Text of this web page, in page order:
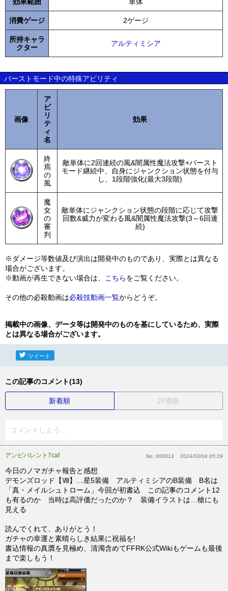
消費ゲージ 2ゲージ
所持キャラ
クター
アルティミシア
バーストモード中の特殊アビリティ
画像
ア
ビ
リ
テ
ィ
名
効果
終
焉
の
風
敵単体に2回連続の風&闇属性魔法攻撃+バースト
モード継続中、自身にジャンクション状態を付与
し、1段階強化(最大3段階)
魔
女
の
審
判
敵単体にジャンクション状態の段階に応じて攻撃
回数&威力が変わる風&闇属性魔法攻撃(3～6回連
続)
※ダメージ等数値及び演出は開発中のものであり、実際とは異なる
場合がございます。
※動画が再生できない場合は、
こちらをご覧ください。
その他の必殺動画は必殺技動画一覧からどうぞ。
掲載中の画像、データ等は開発中のものを基にしているため、実際
とは異なる場合がございます。
ツイート
この記事のコメント(13)
新着順 評価順
コメントしよう...
アンビバレント7caf No: 000013 2024/03/04 05:29
今日のノマガチャ報告と感想
デモンズロッド【Ⅷ】…星5装備 アルティミシアのB装備 B名は
「真・メイルシュトローム」今回が初書込 この記事のコメント12
も有るのか 当時は高評価だったのか？ 装備イラストは…槍にも
見える
読んでくれて、ありがとう！
ガチャの幸運と素晴らしき結果に祝福を!
書込情報の真贋を見極め、清濁含めてFFRK公式Wikiもゲームも最後
まで楽しもう！